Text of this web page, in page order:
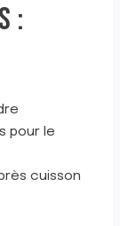
:
pour le
cuisson